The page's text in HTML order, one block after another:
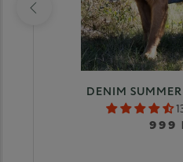
DENIM
999